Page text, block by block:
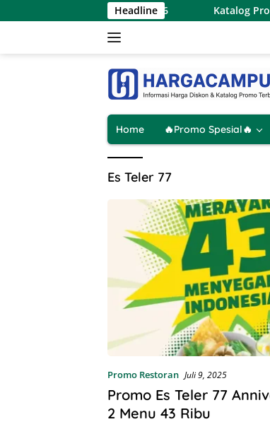
ke
Headline
Terbaru 7 – 9 Agustus 2026 Katalog
Home 🔥Promo Spesial🔥
Es Teler 77
Promo Restoran Juli 9, 2025
Promo Es Teler 77
2 Menu 43 Ribu